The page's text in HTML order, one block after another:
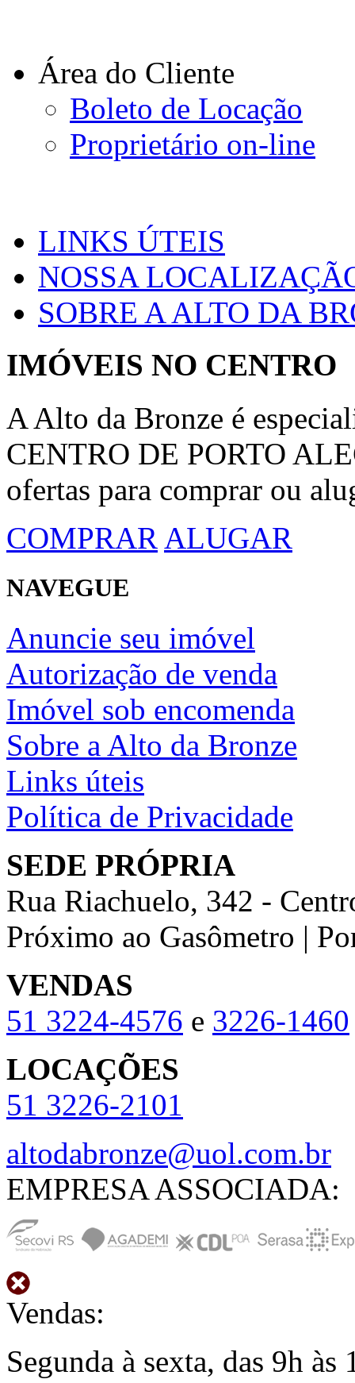
Área do Cliente
Boleto de Locação
Proprietário on-line
LINKS ÚTEIS
NOSSA
SOBRE A ALTO DA
IMÓVEIS NO CENTRO
A Alto da Bronze é
CENTRO DE PORTO
ofertas para comprar ou
COMPRAR ALUGAR
NAVEGUE
Anuncie seu imóvel
Autorização de venda
Imóvel sob encomenda
Sobre a Alto da Bronze
Links úteis
Política de Privacidade
SEDE PRÓPRIA
Rua Riachuelo, 342 -
Próximo ao Gasômetro |
VENDAS
51 3224-4576 e 3226-1460
LOCAÇÕES
51 3226-2101
altodabronze@uol.com.br
EMPRESA ASSOCIADA:
Vendas:
Segunda à sexta, das 9h